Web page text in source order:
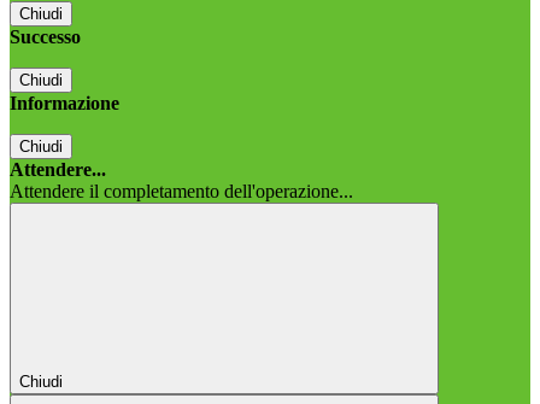
Chiudi
Successo
Chiudi
Informazione
Chiudi
Attendere...
Attendere il completamento dell'operazione...
Chiudi